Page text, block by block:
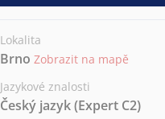
Lokalita
Brno Zobrazit na mapě
Jazykové znalosti
Český jazyk(Expert C2)